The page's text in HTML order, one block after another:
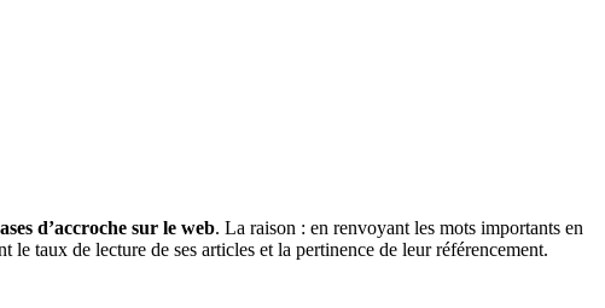
d’accroche sur le web. La raison : en renvoyant les mots importants en
taux de lecture de ses articles et la pertinence de leur référencement.